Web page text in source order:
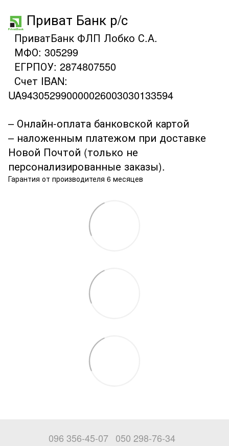
Приват Банк р/с
ПриватБанк ФЛП Лобко С.А.
МФО: 305299
ЕГРПОУ: 2874807550
Счет IBAN:
UA943052990000026003030133594
– Онлайн-оплата банковской картой
– наложенным платежом при доставке
Новой Почтой (только не
персонализированные заказы).
Гарантия от производителя 6 месяцев
096 356-45-07 050 298-76-34